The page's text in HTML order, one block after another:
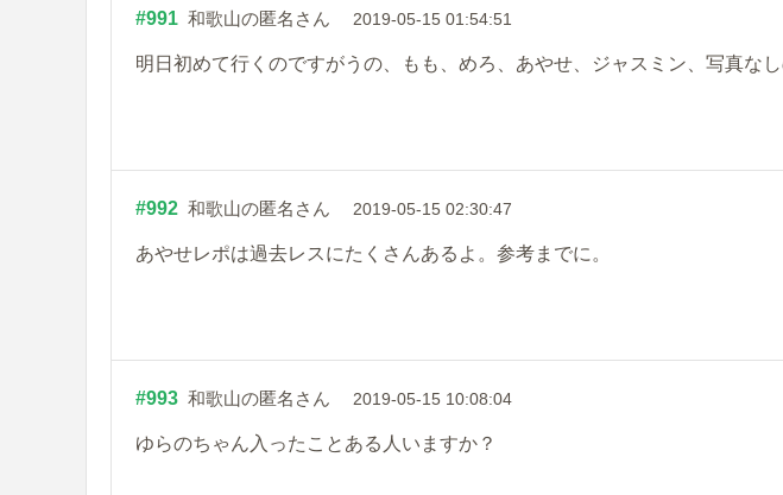
#991 和歌山の匿名さん 2019-05-15 01:54:51
明日初めて行くのですがうの、もも、めろ、あやせ、ジャスミン、写真な
#992 和歌山の匿名さん 2019-05-15 02:30:47
あやせレポは過去レスにたくさんあるよ。参考までに。
#993 和歌山の匿名さん 2019-05-15 10:08:04
ゆらのちゃん入ったことある人いますか？